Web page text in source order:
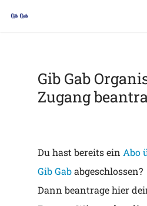
Gib Gab
Zugang
Du hast bereits ein Abo
Gib Gababgeschlossen?
Dann beantrage hier